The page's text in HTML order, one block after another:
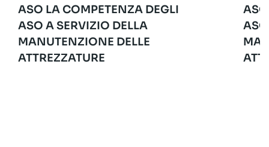
ASO LA COMPETENZA DEGLI
ASO A SERVIZIO DELLA
MANUTENZIONE DELLE
ATTREZZATURE